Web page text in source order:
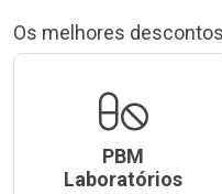
Os melhores
PBM
Laboratórios